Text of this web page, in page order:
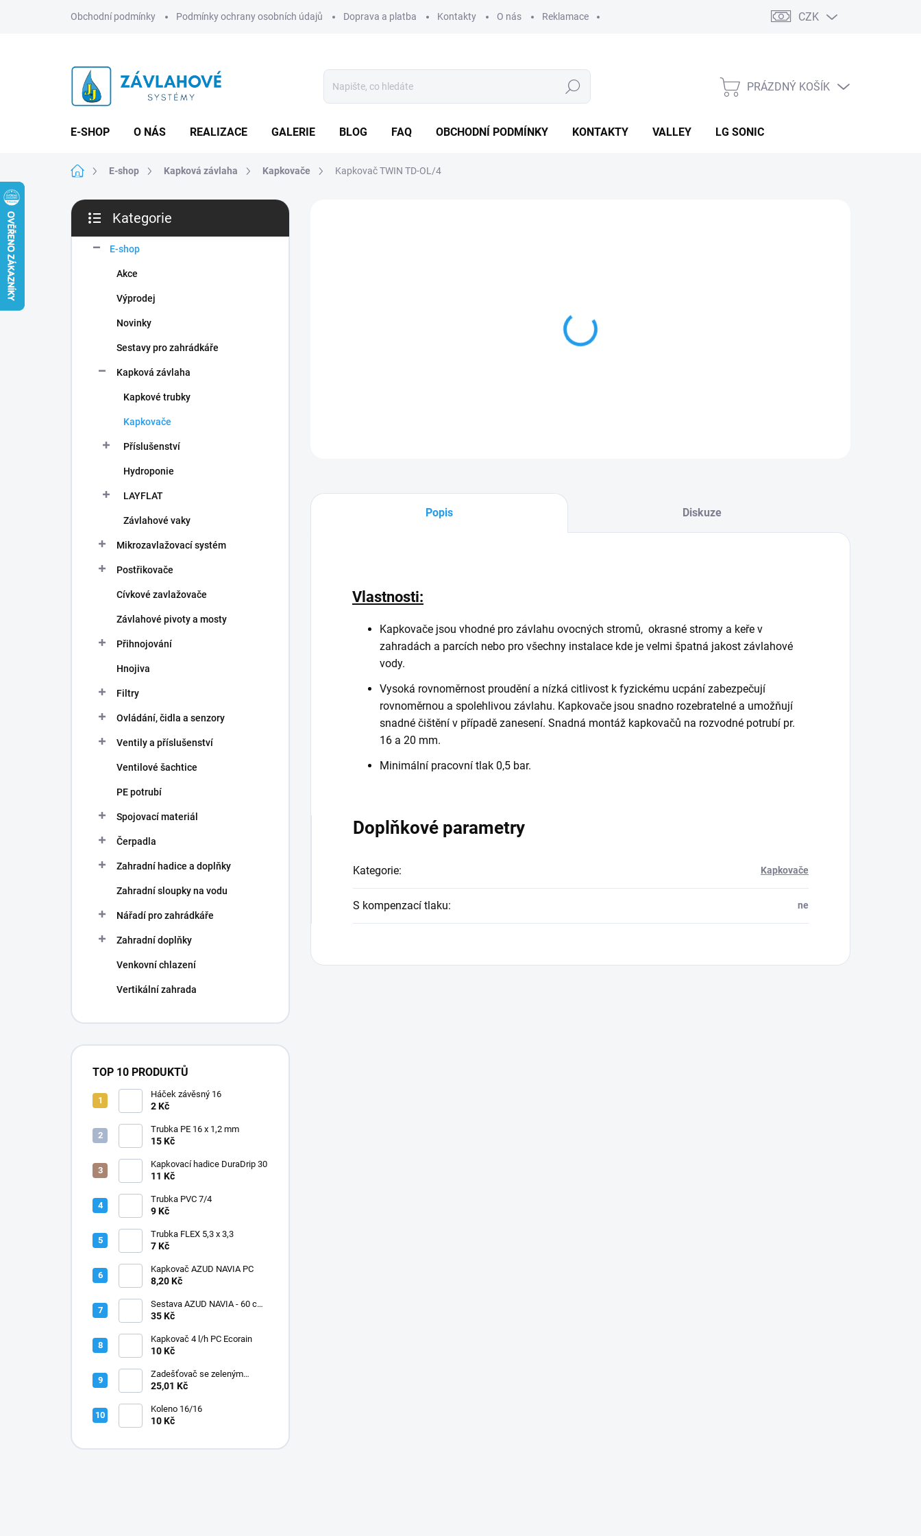
Obchodní podmínky Podmínky ochrany osobních údajů Doprava a platba Kontakty O nás Reklamace CZK
Hledat
NÁKUPNÍ
PRÁZDNÝ KOŠÍK
E-SHOP O NÁS REALIZACE GALERIE BLOG FAQ OBCHODNÍ PODMÍNKY KONTAKTY VALLEY LG SONIC
Domů E-shop Kapková závlaha Kapkovače Kapkovač TWIN TD-OL/4
P
s
kategorie
Kategorie
E-shop
Akce
Výprodej
Novinky
Sestavy pro zahrádkáře
Kapková závlaha
Kapkové trubky
Kapkovače
Příslušenství
Hydroponie
LAYFLAT
Závlahové vaky
Mikrozavlažovací systém
Postřikovače
Cívkové zavlažovače
Závlahové pivoty a mosty
Přihnojování
Hnojiva
Filtry
Ovládání, čidla a senzory
Ventily a příslušenství
Ventilové šachtice
PE potrubí
Spojovací materiál
Čerpadla
Zahradní hadice a doplňky
Zahradní sloupky na vodu
Nářadí pro zahrádkáře
Zahradní doplňky
Venkovní chlazení
Vertikální zahrada
TOP 10 PRODUKTŮ
Háček závěsný 16
2 Kč
Trubka PE 16 x 1,2 mm
15 Kč
Kapkovací hadice DuraDrip 30
11 Kč
Trubka PVC 7/4
9 Kč
Trubka FLEX 5,3 x 3,3
7 Kč
Kapkovač AZUD NAVIA PC
8,20 Kč
Sestava AZUD NAVIA - 60 cm,
jehly zahnuté
35 Kč
Kapkovač 4 l/h PC Ecorain
10 Kč
Zadešťovač se zeleným
rotorem a žlutou tryskou
25,01 Kč
Koleno 16/16
10 Kč
Popis Diskuze
Vlastnosti:
Kapkovače jsou vhodné pro závlahu ovocných stromů, okrasné stromy a keře v
zahradách a parcích nebo pro všechny instalace kde je velmi špatná jakost závlahové
vody.
Vysoká rovnoměrnost proudění a nízká citlivost k fyzickému ucpání zabezpečují
rovnoměrnou a spolehlivou závlahu. Kapkovače jsou snadno rozebratelné a umožňují
snadné čištění v případě zanesení. Snadná montáž kapkovačů na rozvodné potrubí pr.
16 a 20 mm.
Minimální pracovní tlak 0,5 bar.
Doplňkové parametry
Kategorie: Kapkovače
S kompenzací tlaku: ne